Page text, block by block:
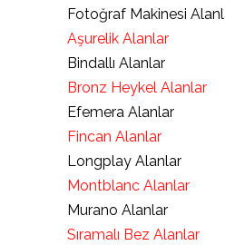
Fotoğraf Makinesi
Aşurelik Alanlar
Bindallı Alanlar
Bronz Heykel Alanlar
Efemera Alanlar
Fincan Alanlar
Longplay Alanlar
Montblanc Alanlar
Murano Alanlar
Sıramalı Bez Alanlar